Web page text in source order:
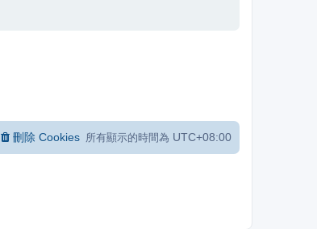
所有顯示的時間為 UTC+08:00
刪除 Cookies